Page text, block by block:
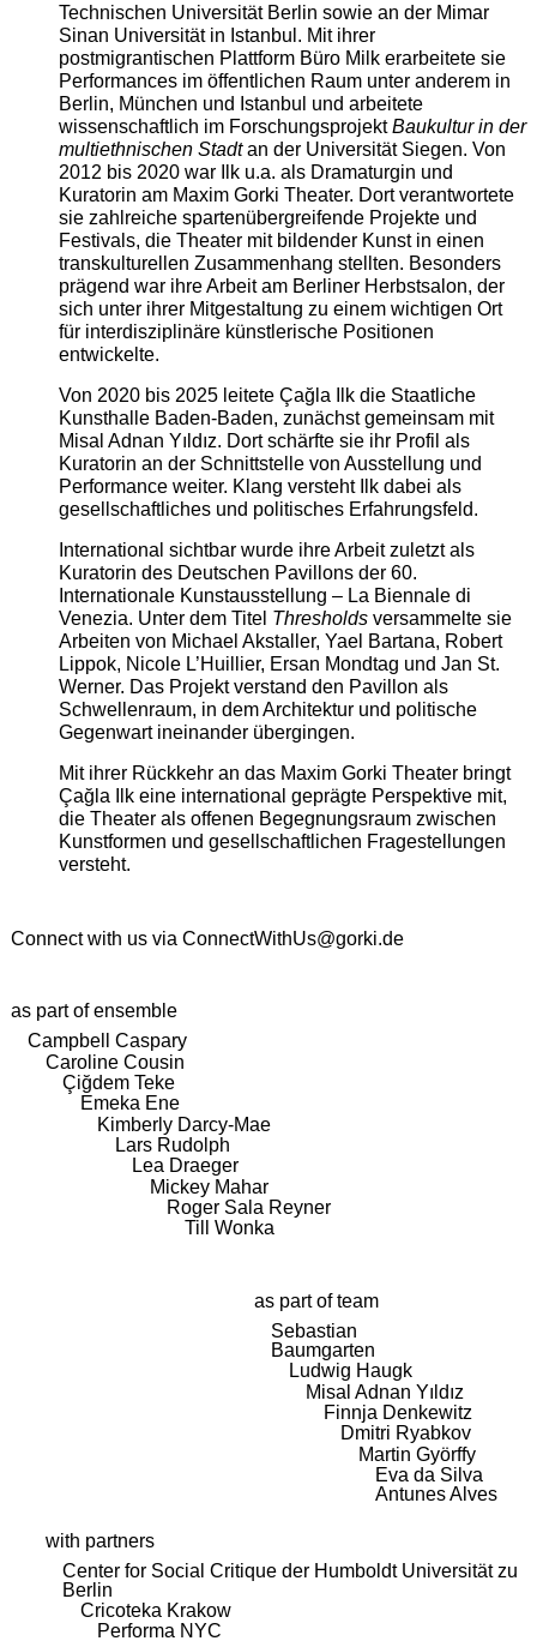
Technischen Universität Berlin sowie an der Mimar
Sinan Universität in Istanbul. Mit ihrer
postmigrantischen Plattform Büro Milk erarbeitete sie
Performances im öffentlichen Raum unter anderem in
Berlin, München und Istanbul und arbeitete
wissenschaftlich im ForschungsprojektBaukultur in der
multiethnischen Stadtan der Universität Siegen. Von
2012 bis 2020 war Ilk u.a. als Dramaturgin und
Kuratorin am Maxim Gorki Theater. Dort verantwortete
sie zahlreiche spartenübergreifende Projekte und
Festivals, die Theater mit bildender Kunst in einen
transkulturellen Zusammenhang stellten. Besonders
prägend war ihre Arbeit am Berliner Herbstsalon, der
sich unter ihrer Mitgestaltung zu einem wichtigen Ort
für interdisziplinäre künstlerische Positionen
entwickelte.
Von 2020 bis 2025 leitete Çağla Ilk die Staatliche
Kunsthalle Baden-Baden, zunächst gemeinsam mit
Misal Adnan Yıldız. Dort schärfte sie ihr Profil als
Kuratorin an der Schnittstelle von Ausstellung und
Performance weiter. Klang versteht Ilk dabei als
gesellschaftliches und politisches Erfahrungsfeld.
International sichtbar wurde ihre Arbeit zuletzt als
Kuratorin des Deutschen Pavillons der 60.
Internationale Kunstausstellung – La Biennale di
Venezia. Unter dem Titel Thresholdsversammelte sie
Arbeiten von Michael Akstaller, Yael Bartana, Robert
Lippok, Nicole L’Huillier, Ersan Mondtag und Jan St.
Werner. Das Projekt verstand den Pavillon als
Schwellenraum, in dem Architektur und politische
Gegenwart ineinander übergingen.
Mit ihrer Rückkehr an das Maxim Gorki Theater bringt
Çağla Ilk eine international geprägte Perspektive mit,
die Theater als offenen Begegnungsraum zwischen
Kunstformen und gesellschaftlichen Fragestellungen
versteht.
Connect with us via ConnectWithUs@gorki.de
as part of ensemble
Campbell Caspary
Caroline Cousin
Çiğdem Teke
Emeka Ene
Kimberly Darcy-Mae
Lars Rudolph
Lea Draeger
Mickey Mahar
Roger Sala Reyner
Till Wonka
as part of team
Sebastian
Baumgarten
Ludwig Haugk
Misal Adnan Yıldız
Finnja Denkewitz
Dmitri Ryabkov
Martin Györffy
Eva da Silva
Antunes Alves
with partners
Center for Social Critique der Humboldt Universität zu
Berlin
Cricoteka Krakow
Performa NYC